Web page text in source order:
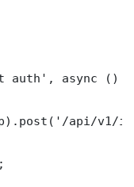
auth', async ()
api/v1/